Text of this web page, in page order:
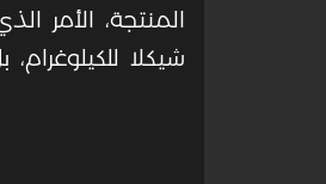
شيكلا